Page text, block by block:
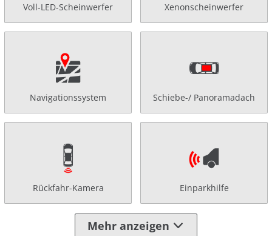
Voll-LED-Scheinwerfer Xenonscheinwerfer
Navigationssystem Schiebe-/ Panoramadach
Rückfahr-Kamera Einparkhilfe
Mehr anzeigen